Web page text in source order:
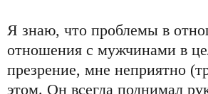
Я знаю, что проблемы в
отношения с мужчинами в
презрение, мне неприятно
этом. Он всегда поднимал